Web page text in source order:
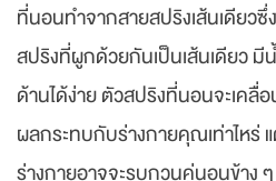
ที่นอนทำจากสายสปริงเส้นเดียว
สปริงที่ผูกด้วยกันเป็นเส้นเดียว
ด้านได้ง่าย ตัวสปริงที่นอนจะเค
ผลกระทบกับร่างกายคุณเท่าไหร่
ร่างกายอาจจะรบกวนคู่นอนข้าง